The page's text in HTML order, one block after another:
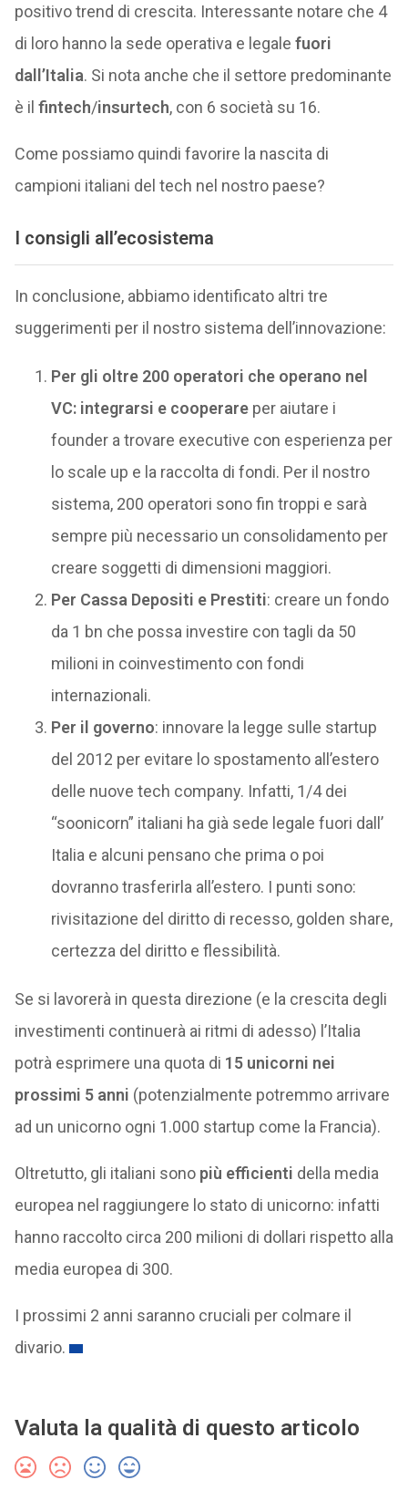
positivo trend di crescita. Interessante notare che 4
di loro hanno la sede operativa e legale fuori
dall’Italia. Si nota anche che il settore predominante
è il fintech/insurtech, con 6 società su 16.
Come possiamo quindi favorire la nascita di
campioni italiani del tech nel nostro paese?
I consigli all’ecosistema
In conclusione, abbiamo identificato altri tre
suggerimenti per il nostro sistema dell’innovazione:
Per gli oltre 200 operatori che operano nel
VC: integrarsi e cooperareper aiutare i
founder a trovare executive con esperienza per
lo scale up e la raccolta di fondi. Per il nostro
sistema, 200 operatori sono fin troppi e sarà
sempre più necessario un consolidamento per
creare soggetti di dimensioni maggiori.
Per Cassa Depositi e Prestiti: creare un fondo
da 1 bn che possa investire con tagli da 50
milioni in coinvestimento con fondi
internazionali.
Per il governo: innovare la legge sulle startup
del 2012 per evitare lo spostamento all’estero
delle nuove tech company. Infatti, 1/4 dei
“soonicorn” italiani ha già sede legale fuori dall’
Italia e alcuni pensano che prima o poi
dovranno trasferirla all’estero. I punti sono:
rivisitazione del diritto di recesso, golden share,
certezza del diritto e flessibilità.
Se si lavorerà in questa direzione (e la crescita degli
investimenti continuerà ai ritmi di adesso) l’Italia
potrà esprimere una quota di 15 unicorni nei
prossimi 5 anni (potenzialmente potremmo arrivare
ad un unicorno ogni 1.000 startup come la Francia).
Oltretutto, gli italiani sono più efficienti della media
europea nel raggiungere lo stato di unicorno: infatti
hanno raccolto circa 200 milioni di dollari rispetto alla
media europea di 300.
I prossimi 2 anni saranno cruciali per colmare il
divario.
Valuta la qualità di questo articolo